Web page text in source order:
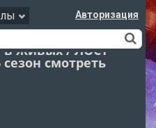
Авторизация
в Живых / ЛОСТ
сезон смотреть